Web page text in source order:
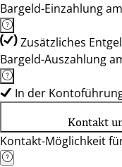
Bargeld-Einzahlung
Zusätzliches
Bargeld-Auszahlung
In der
Kontakt
Kontakt-Möglichkeit